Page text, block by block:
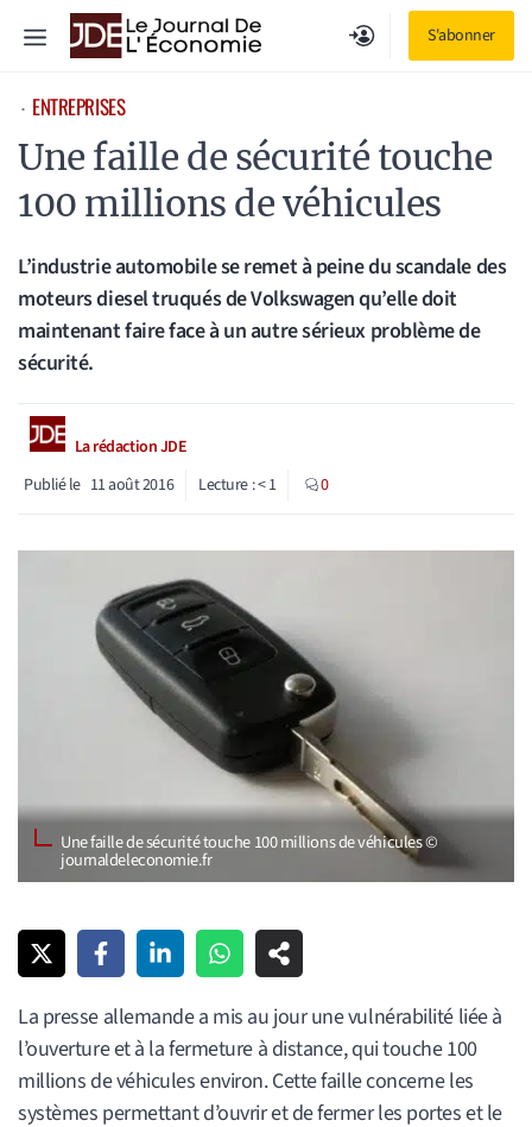
S'abonner
Menu
⋅ ENTREPRISES
Une faille de sécurité touche
100 millions de véhicules
L’industrie automobile se remet à peine du scandale des
moteurs diesel truqués de Volkswagen qu’elle doit
maintenant faire face à un autre sérieux problème de
sécurité.
La rédaction JDE
Publié le 11 août 2016 Lecture :< 1 0
Une faille de sécurité touche 100 millions de véhicules ©
journaldeleconomie.fr
La presse allemande a mis au jour une vulnérabilité liée à
l’ouverture et à la fermeture à distance, qui touche 100
millions de véhicules environ. Cette faille concerne les
systèmes permettant d’ouvrir et de fermer les portes et le